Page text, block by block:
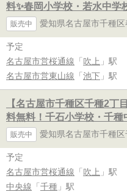
料✨️春岡小学校・若水中学
販売中 愛知県名古屋市千種区
予定
名古屋市営桜通線 「 吹上 」駅
名古屋市営東山線 「 池下 」駅
【名古屋市千種区千種2丁
料無料！千石小学校・千種
販売中 愛知県名古屋市千種区
予定
名古屋市営桜通線 「 吹上 」駅
中央線 「 千種 」駅